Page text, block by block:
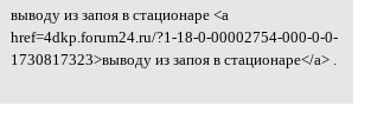
из запоя в стационаре
выводу из запоя в стационаре <a
href=4dkp.forum24.ru/?1-18-0-00002754-000-0-0-
1730817323>выводу из запоя в стационаре</a> .